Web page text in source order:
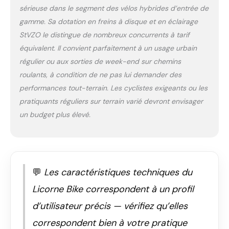
outre, vous recevrez
un kit d'outils pour
une installation
les vélos Licorne Bike
ne brillent pas
seulement par leurs
valeurs intrinsèques.
Grâce à leur design
moderne et unique,
Licorne Bike, tout le
la route grâce à
l’éclairage avant et
arrière. Matériaux de
haute qualité : ce vélo
sérieuse dans le segment des vélos hybrides d’entrée de
gamme. Sa dotation en freins à disque et en éclairage
StVZO le distingue de nombreux concurrents à tarif
équivalent. Il convient parfaitement à un usage urbain
régulier ou aux sorties de week-end sur chemins
roulants, à condition de ne pas lui demander des
performances tout-terrain. Les cyclistes exigeants ou les
pratiquants réguliers sur terrain varié devront envisager
un budget plus élevé.
💬 Les caractéristiques techniques du
Licorne Bike correspondent à un profil
d’utilisateur précis — vérifiez qu’elles
correspondent bien à votre pratique